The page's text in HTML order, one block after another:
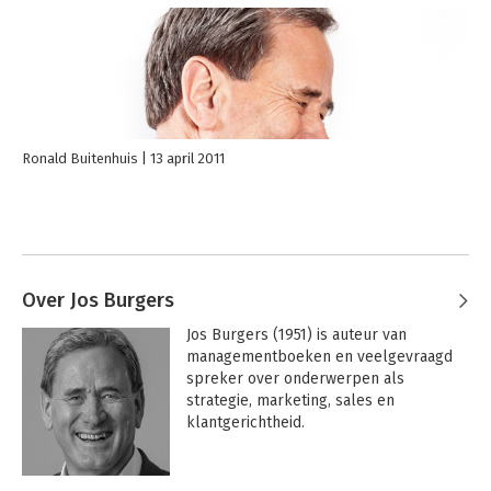
Ronald Buitenhuis 13 april 2011
Over Jos Burgers
Jos Burgers (1951) is auteur van
managementboeken en veelgevraagd
spreker over onderwerpen als
strategie, marketing, sales en
klantgerichtheid.